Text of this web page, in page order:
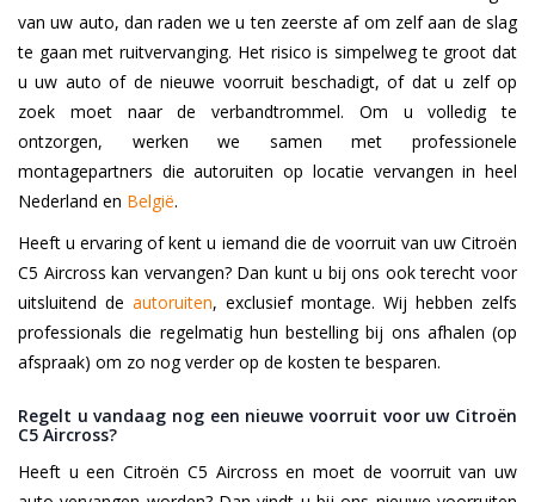
van uw auto, dan raden we u ten zeerste af om zelf aan de slag
te gaan met ruitvervanging. Het risico is simpelweg te groot dat
u uw auto of de nieuwe voorruit beschadigt, of dat u zelf op
zoek moet naar de verbandtrommel. Om u volledig te
ontzorgen, werken we samen met professionele
montagepartners die autoruiten op locatie vervangen in heel
Nederland en België.
Heeft u ervaring of kent u iemand die de voorruit van uw Citroën
C5 Aircross kan vervangen? Dan kunt u bij ons ook terecht voor
uitsluitend de autoruiten, exclusief montage. Wij hebben zelfs
professionals die regelmatig hun bestelling bij ons afhalen (op
afspraak) om zo nog verder op de kosten te besparen.
Regelt u vandaag nog een nieuwe voorruit voor uw Citroën
C5 Aircross?
Heeft u een Citroën C5 Aircross en moet de voorruit van uw